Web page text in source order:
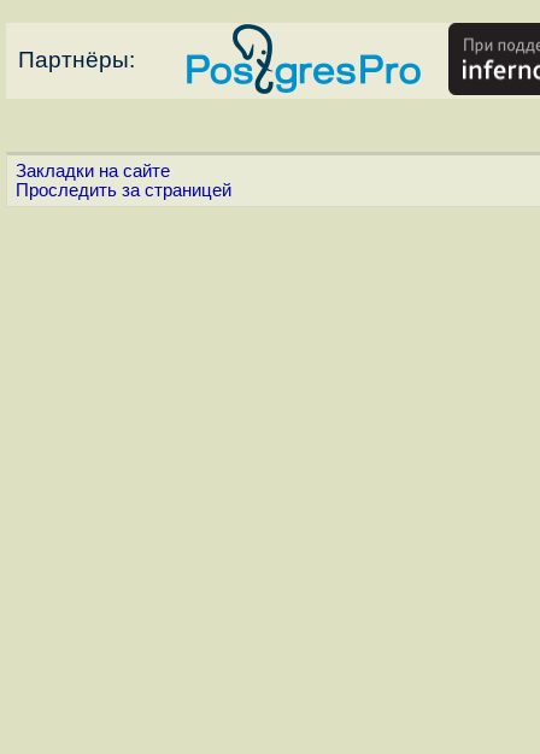
Партнёры:
Закладки на сайте
Проследить за страницей